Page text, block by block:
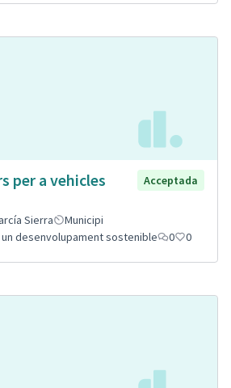
per a vehicles
Acceptada
Sierra
Municipi
desenvolupament sostenible
0 0